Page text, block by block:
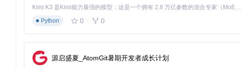
执行node -v && yarn -v
步骤2：工具脚本一键部署
Kimi K3 是Kimi能力最强的模型：这是一个拥有 2.8 万亿参数的混合专家（MoE）模型，具备原生视觉理解能力，并支持 100 万 token 的上下文窗口。
Python
0 0
源启盛夏_AtomGit暑期开发者成长计划